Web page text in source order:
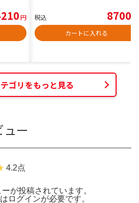
円
税込 8700
カートに入れる
ゴリをもっと見る
ー
4.2点
が投稿されています。
ログインが必要です。